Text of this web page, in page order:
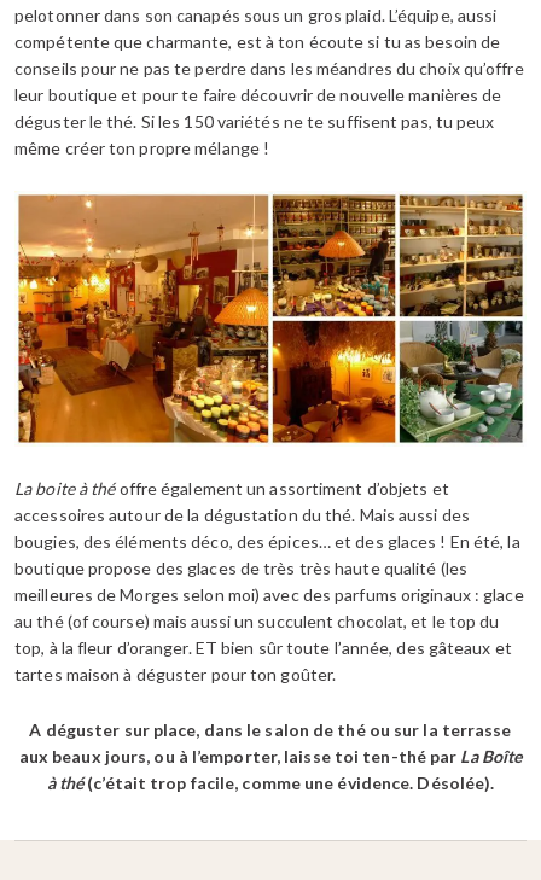
pelotonner dans son canapés sous un gros plaid. L’équipe, aussi
compétente que charmante, est à ton écoute si tu as besoin de
conseils pour ne pas te perdre dans les méandres du choix qu’offre
leur boutique et pour te faire découvrir de nouvelle manières de
déguster le thé. Si les 150 variétés ne te suffisent pas, tu peux
même créer ton propre mélange !
La boite à théoffre également un assortiment d’objets et
accessoires autour de la dégustation du thé. Mais aussi des
bougies, des éléments déco, des épices… et des glaces ! En été, la
boutique propose des glaces de très très haute qualité (les
meilleures de Morges selon moi) avec des parfums originaux : glace
au thé (of course) mais aussi un succulent chocolat, et le top du
top, à la fleur d’oranger. ET bien sûr toute l’année, des gâteaux et
tartes maison à déguster pour ton goûter.
A déguster sur place, dans le salon de thé ou sur la terrasse
aux beaux jours, ou à l’emporter, laisse toi ten-thé par La Boîte
à thé(c’était trop facile, comme une évidence. Désolée).